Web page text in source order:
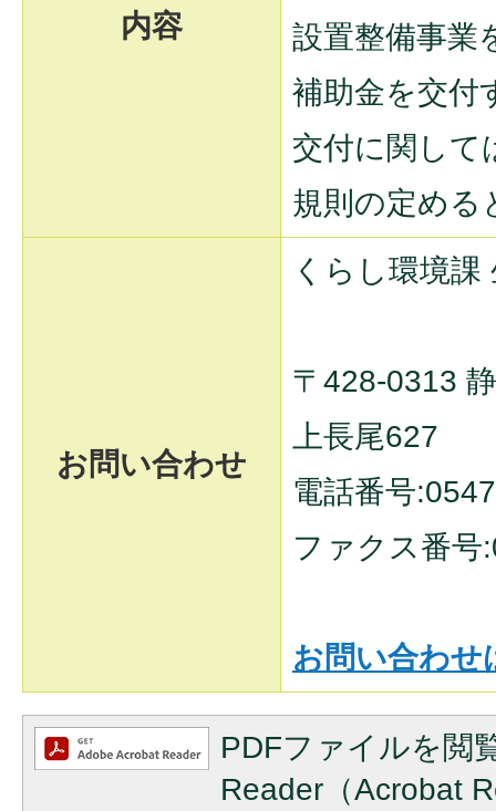
内容
設置整備事業
補助金を交付
交付に関して
規則の定める
お問い合わせ
くらし環境課
〒428-0313
上長尾627
電話番号
ファクス番号
お問い合わせ
PDFファイルを閲
Reader（Acrobat